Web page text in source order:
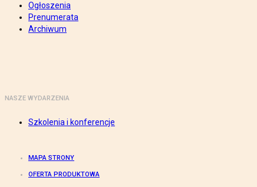
Ogłoszenia
Prenumerata
Archiwum
NASZE WYDARZENIA
Szkolenia i konferencje
MAPA STRONY
OFERTA PRODUKTOWA